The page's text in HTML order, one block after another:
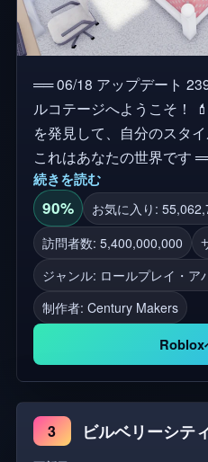
══ 06/18 アップデート
ルコテージへようこそ！
を発見して、自分のスタイ
これはあなたの世界です
装、仕事を選んでロールプレ
で家と車を所有しよう！ボ
す！ 🐱 他の人やユニークなペットと一緒に遊びま
しょう！ 🧐 街や町で秘密
══ L❤️VETOPIA ══ ゲー
ら、「いいね👍」と「お気
す。 ジャンル：ロールプレイ、RP、町と都市、ハ
ングアウト、探索。
続きを読む
90%
お気に入り:
訪問者数: 5,400,000,000
ジャンル: ロールプレイ・ア
制作者: Century Makers
Roblox
3 ビルベリーシテ